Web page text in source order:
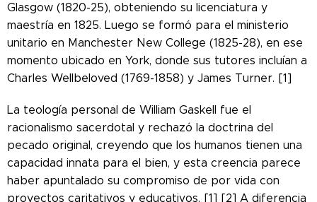
Glasgow (1820-25), obteniendo su licenciatura y
maestría en 1825. Luego se formó para el ministerio
unitario en Manchester New College (1825-28), en ese
momento ubicado en York, donde sus tutores incluían a
Charles Wellbeloved (1769-1858) y James Turner. [1]
La teología personal de William Gaskell fue el
racionalismo sacerdotal y rechazó la doctrina del
pecado original, creyendo que los humanos tienen una
capacidad innata para el bien, y esta creencia parece
haber apuntalado su compromiso de por vida con
proyectos caritativos y educativos. [1] [2] A diferencia